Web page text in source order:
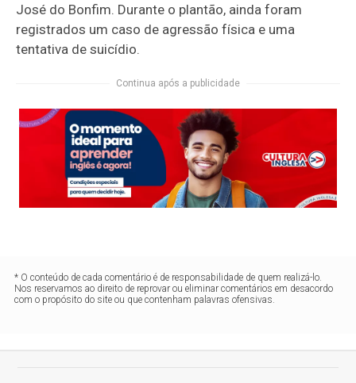
José do Bonfim. Durante o plantão, ainda foram
registrados um caso de agressão física e uma
tentativa de suicídio.
Continua após a publicidade
* O conteúdo de cada comentário é de responsabilidade de quem realizá-lo.
Nos reservamos ao direito de reprovar ou eliminar comentários em desacordo
com o propósito do site ou que contenham palavras ofensivas.